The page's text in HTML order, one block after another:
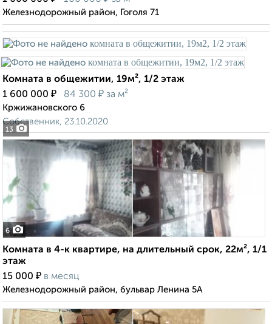
Железнодорожный район, Гоголя 71
13
Комната в общежитии, 19м², 1/2 этаж
1 600 000 ₽ 84 300 ₽ за м²
Кржижановского 6
Собственник, 23.10.2020
6
Комната в 4-к квартире, на длительный срок, 22м², 1/1
этаж
15 000 ₽ в месяц
Железнодорожный район, бульвар Ленина 5А